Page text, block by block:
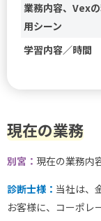
業務内容、Vex
用シーン
学習内容／時間
現在の業務
別宮： 現在の業務内
診断士様： 当社は、
お客様に、コーポレ